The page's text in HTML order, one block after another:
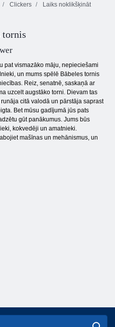
Clickers
Laiks noklikšķināt
tornis
pat vismazāko māju, nepieciešami
un mums spēlē Bābeles tornis
Reiz, senatnē, saskaņā ar
uzcelt augstāko torni. Dievam tas
citā valodā un pārstāja saprast
Bet mūsu gadījumā jūs pats
gūt panākumus. Jums būs
kokvedēji un amatnieki.
mašīnas un mehānismus, un